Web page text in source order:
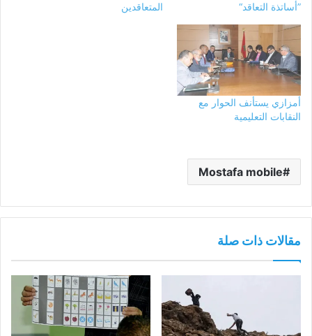
”أساتذة التعاقد“
المتعاقدين
أمزازي يستأنف الحوار مع
النقابات التعليمية
Mostafa mobile
مقالات ذات صلة